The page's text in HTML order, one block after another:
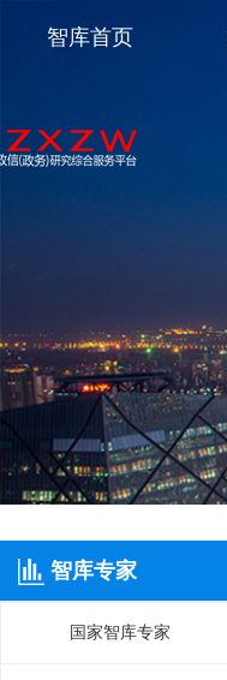
智库首页
智库专家
国家智库专家